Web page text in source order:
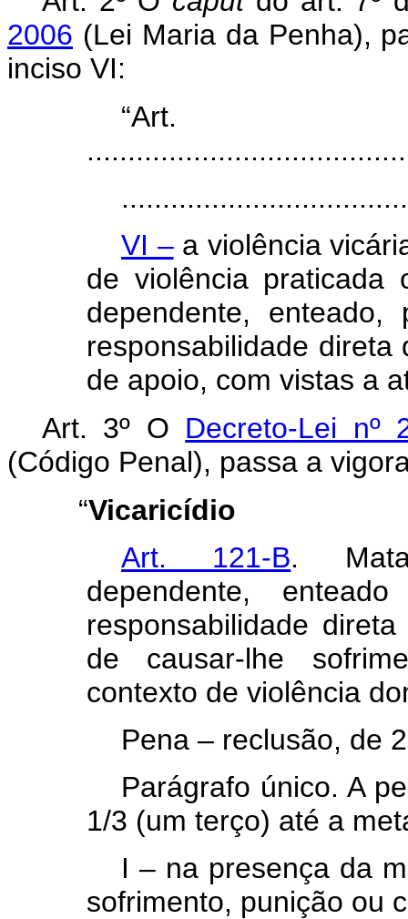
2006 (Lei Maria da Penha),
inciso VI:
VI –a violência
de violência praticada
dependente,
responsabilidade
de apoio, com vistas a
Art. 3º O Decreto-Lei nº
(Código Penal), passa a
“Vicaricídio
Art. 121-B.
dependente,
responsabilidade
de causar-lhe
contexto de violência
Pena – reclusão, de
Parágrafo único. A
1/3 (um terço) até a
I – na presença da
sofrimento, punição ou